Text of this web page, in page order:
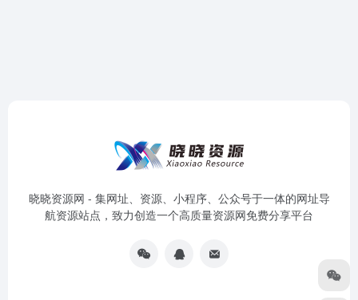
晓晓资源网 - 集网址、资源、小程序、公众号于一体的网址导
航资源站点，致力创造一个高质量资源网免费分享平台